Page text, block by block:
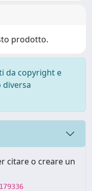
prodotto.
da copyright e
citare o creare un